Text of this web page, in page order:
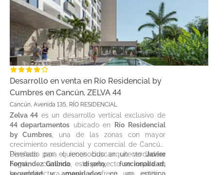
Desarrollo en venta en Río Residencial by
Cumbres en Cancún, ZELVA 44
Cancún, Avenida 135, RÍO RESIDENCIAL
Zelva 44 es un desarrollo vertical exclusivo de
44 departamentos ubicado en
Río Residencial
by Cumbres , una de las zonas con mayor
crecimiento residencial y comercial de Cancún.
Pensado para quienes buscan un verdadero
hogar, combinadiseño, funcionalidad,
Diseñado por el reconocido arquitectoJavier
Fernández Galindo , este proyecto se inspira en